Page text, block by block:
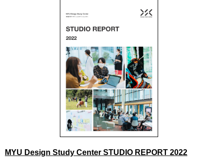
MYU Design Study Center STUDIO REPORT 2022